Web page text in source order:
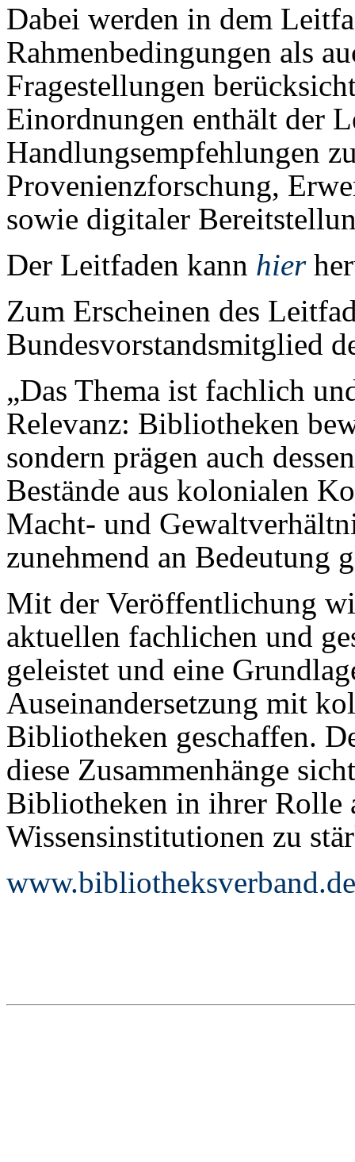
Dabei werden in dem
Rahmenbedingungen als
Fragestellungen
Einordnungen enthält der
Handlungsempfehlungen
Provenienzforschung,
sowie digitaler
Der Leitfaden kann hier
Zum Erscheinen des
Bundesvorstandsmitglied
„Das Thema ist fachlich
Relevanz: Bibliotheken
sondern prägen auch
Bestände aus kolonialen
Macht- und
zunehmend an Bedeutung
Mit der Veröffentlichung
aktuellen fachlichen und
geleistet und eine
Auseinandersetzung mit
Bibliotheken geschaffen.
diese Zusammenhänge
Bibliotheken in ihrer Rolle
Wissensinstitutionen zu
www.bibliotheksverband.de